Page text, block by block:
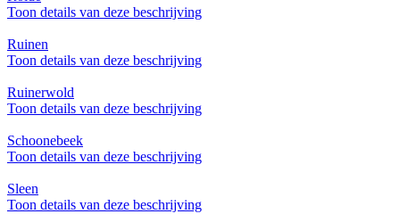
Toon details van deze beschrijving
Ruinen
Toon details van deze beschrijving
Ruinerwold
Toon details van deze beschrijving
Schoonebeek
Toon details van deze beschrijving
Sleen
Toon details van deze beschrijving